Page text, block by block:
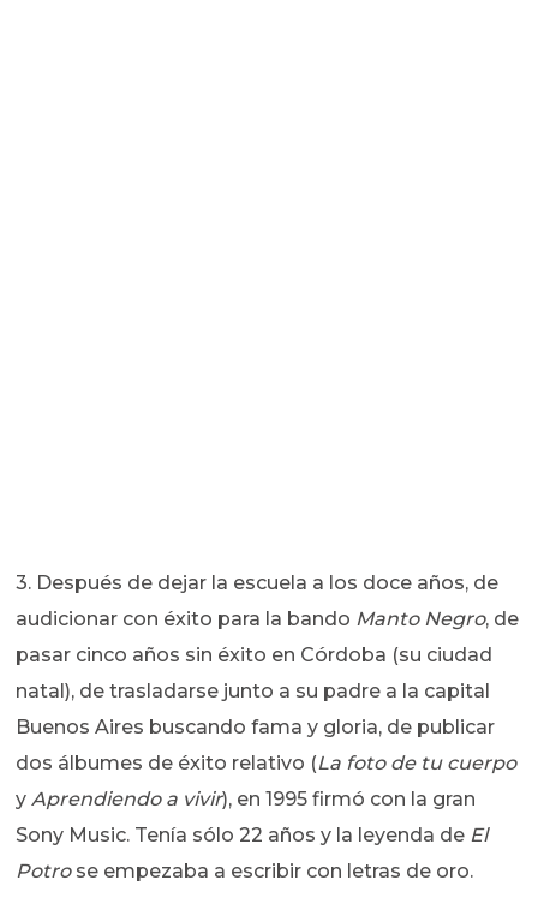
3. Después de dejar la escuela a los doce años, de
audicionar con éxito para la bando Manto Negro, de
pasar cinco años sin éxito en Córdoba (su ciudad
natal), de trasladarse junto a su padre a la capital
Buenos Aires buscando fama y gloria, de publicar
dos álbumes de éxito relativo (La foto de tu cuerpo
y Aprendiendo a vivir), en 1995 firmó con la gran
Sony Music. Tenía sólo 22 años y la leyenda de El
Potrose empezaba a escribir con letras de oro.